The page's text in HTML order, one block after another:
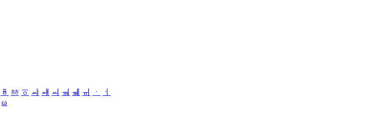
ㆄ ㆅ ㆆ ㆇ ㆈ ㆉ ㆊ ㆋ ㆌ ㆍ
ㆎ
ω